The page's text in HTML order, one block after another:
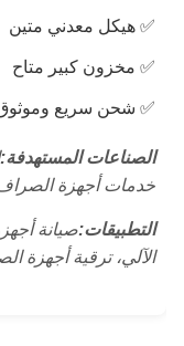
✅ هيكل معدني متين
✅ مخزون كبير متاح
✅ شحن سريع
الصناعات المستهدفة:
خدمات أجهزة الصراف
التطبيقات:صيانة
الآلي، ترقية أجهزة